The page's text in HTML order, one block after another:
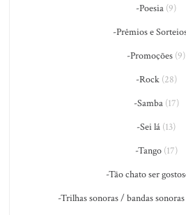
-Poesia (9)
-Prêmios e
-Promoções (9)
-Rock(28)
-Samba(17)
-Sei lá (13)
-Tango(17)
-Tão chato ser
-Trilhas sonoras / bandas